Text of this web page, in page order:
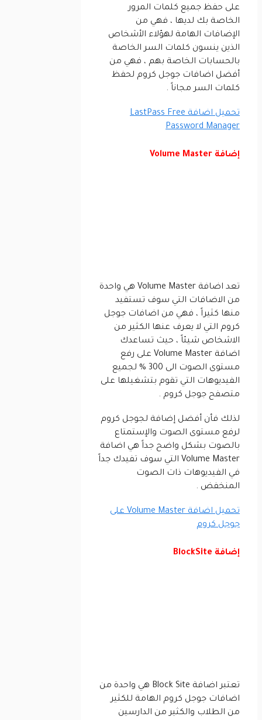
على حفظ جميع كلمات المرور
الخاصة بك لديها ، فهي من
الإضافات الهامة لهؤلاء الأشخاص
الذين ينسون كلمات السر الخاصة
بالحسابات الخاصة بهم ، فهي من
أفضل اضافات جوجل كروم لحفظ
كلمات السر مجاناً .
تحميل اضافة LastPass Free
Password Manager
إضافة Volume Master
تعد اضافة Volume Master هي واحدة
من الاضافات التي سوف تستفيد
منها كثيراً ، فهي من اضافات جوجل
كروم التي لا يعرف عنها الكثير من
الاشخاص شيئاً ، حيث تساعدك
اضافة Volume Master على رفع
مستوى الصوت الى 300 % لجميع
الفيديوهات التي تقوم بتشغيلها على
متصفح جوجل كروم .
لذلك فأن أفضل إضافة لجوجل كروم
لرفع مستوى الصوت والإستمتاع
بالصوت بشكل واضح جداً هي اضافة
Volume Master التي سوف تفيدك جداً
في الفيديوهات ذات الصوت
المنخفض .
تحميل اضافة Volume Master على
جوجل كروم
إضافة BlockSite
تعتبر اضافة Block Site هي واحدة من
اضافات جوجل كروم الهامة للكثير
من الطلاب والكثير من الدارسين